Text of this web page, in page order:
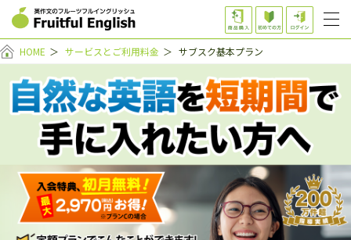
HOME ＞ サービスとご利用料金 ＞ サブスク基本プラン